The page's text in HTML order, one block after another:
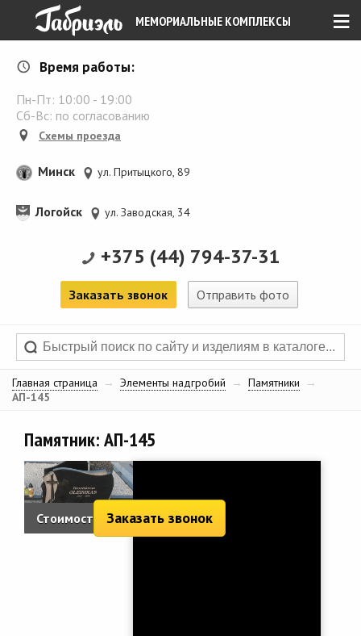
≡
МЕМОРИАЛЬНЫЕ КОМПЛЕКСЫ
Время работы:
Пн-Пт: 10:00 - 19:00
Сб-Вс: по согласованию
Схемы проезда
Минск ул. Притыцкого, 89
Логойск ул. Заводская, 34
+375 (44) 794-37-31
Заказать звонок Отправить фото
Главная страница → Элементы надгробий → Памятники
→
АП-145
Памятник: АП-145
Стоимость: 2 016 руб.
Заказать звонок